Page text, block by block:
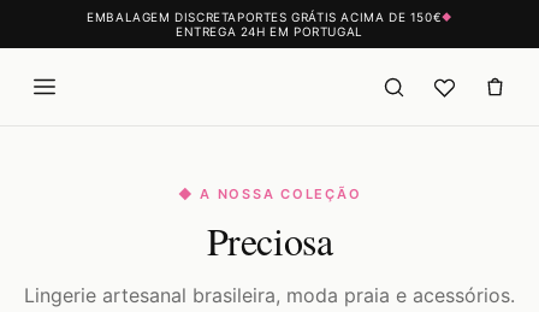
EMBALAGEM DISCRETAPORTES GRÁTIS ACIMA DE 150€◆
ENTREGA 24H EM PORTUGAL
◆ A NOSSA COLEÇÃO
Preciosa
Lingerie artesanal brasileira, moda praia e acessórios.